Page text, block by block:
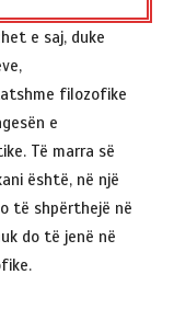
e saj, duke
filozofike
e
Të marra së
është, në një
të shpërthejë në
do të jenë në